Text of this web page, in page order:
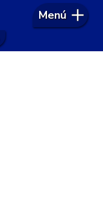
Menú